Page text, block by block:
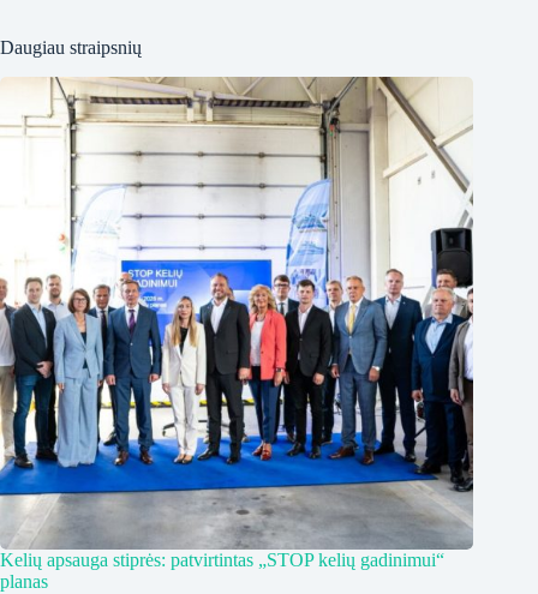
Daugiau straipsnių
Kelių apsauga stiprės: patvirtintas „STOP kelių gadinimui“
planas